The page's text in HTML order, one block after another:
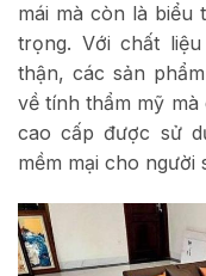
mái mà còn là biểu
trọng. Với chất
thận, các sản
về tính thẩm mỹ
cao cấp được sử
mềm mại cho người